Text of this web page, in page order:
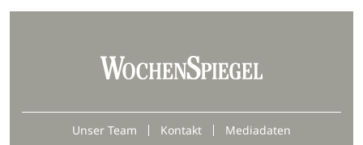
Unser Team Kontakt
Mediadaten